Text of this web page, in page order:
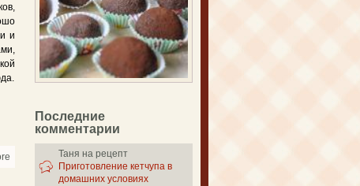
и
about Картофельные шарики из пюре
Последние
комментарии
Таня на рецепт
Приготовление кетчупа в
домашних условиях